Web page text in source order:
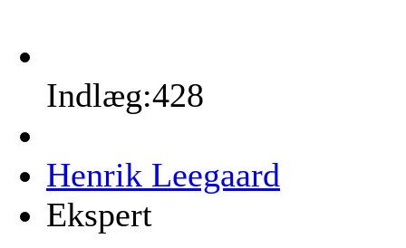
Indlæg:428
Henrik Leegaard
Ekspert